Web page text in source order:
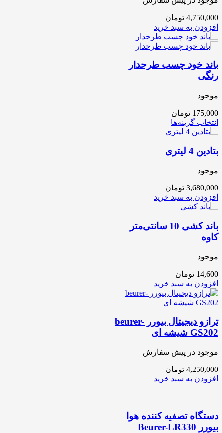
4,750,000 تومان
افزودن به سبد خرید
باند خود چسب طرحدار
رنگی
موجود
175,000 تومان
انتخاب گزینه‌ها
بتادین 4 لیتری
موجود
3,680,000 تومان
افزودن به سبد خرید
باند کشی 10 سانتی‌متر
کاوه
موجود
14,600 تومان
افزودن به سبد خرید
ترازو دیجیتال بیورر beurer-
GS202 شیشه ای
موجود در پیش سفارش
4,250,000 تومان
افزودن به سبد خرید
دستگاه تصفیه کننده هوا
بیورر Beurer-LR330